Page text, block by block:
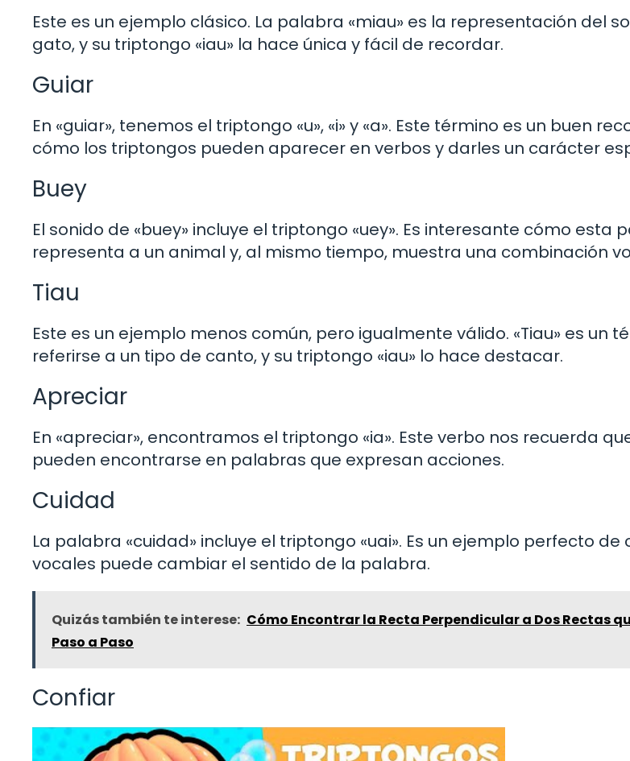
Este es un ejemplo clásico. La palabra «miau» es la representación del
gato, y su triptongo «iau» la hace única y fácil de recordar.
Guiar
En «guiar», tenemos el triptongo «u», «i» y «a». Este término es un buen
cómo los triptongos pueden aparecer en verbos y darles un carácter
Buey
El sonido de «buey» incluye el triptongo «uey». Es interesante cómo esta
representa a un animal y, al mismo tiempo, muestra una combinación
Tiau
Este es un ejemplo menos común, pero igualmente válido. «Tiau» es un
referirse a un tipo de canto, y su triptongo «iau» lo hace destacar.
Apreciar
En «apreciar», encontramos el triptongo «ia». Este verbo nos recuerda
pueden encontrarse en palabras que expresan acciones.
Cuidad
La palabra «cuidad» incluye el triptongo «uai». Es un ejemplo perfecto de
vocales puede cambiar el sentido de la palabra.
Quizás también te interese: Cómo Encontrar la Recta Perpendicular a Dos Rectas
Paso a Paso
Confiar